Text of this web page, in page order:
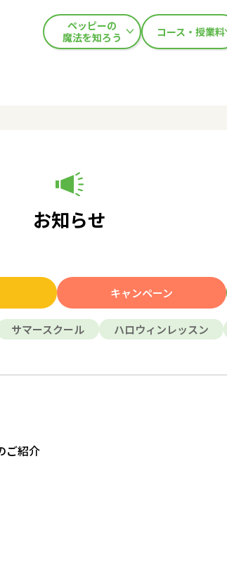
ペッピーの
魔法を知ろう
コース・授業料
お知らせ
キャンペーン
サマースクール ハロウィンレッスン
ご紹介